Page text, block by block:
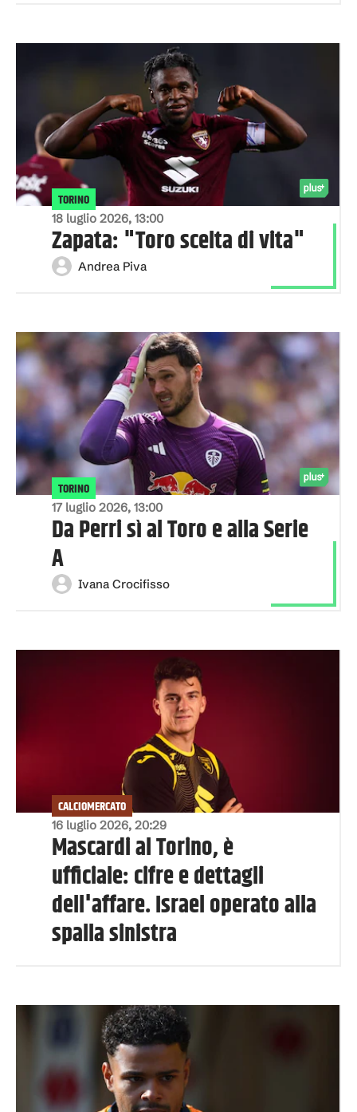
18 luglio 2026, 13:00
TORINO
Zapata: "Toro scelta di vita"
Andrea Piva
17 luglio 2026, 13:00
TORINO
Da Perri sì al Toro e alla Serie
A
Ivana Crocifisso
16 luglio 2026, 20:29
CALCIOMERCATO
Mascardi al Torino, è
ufficiale: cifre e dettagli
dell'affare. Israel operato alla
spalla sinistra